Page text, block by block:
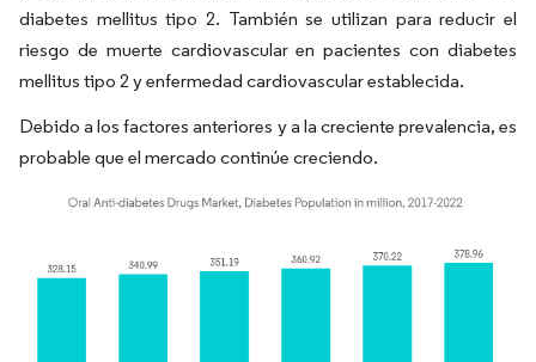
diabetes mellitus tipo 2. También se utilizan para reducir el
riesgo de muerte cardiovascular en pacientes con diabetes
mellitus tipo 2 y enfermedad cardiovascular establecida.
Debido a los factores anteriores y a la creciente prevalencia, es
probable que el mercado continúe creciendo.